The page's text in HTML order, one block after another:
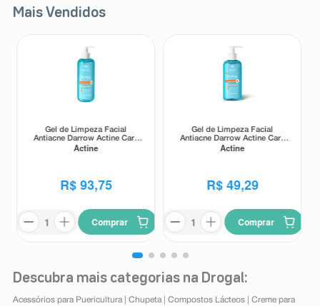
Mais Vendidos
Gel de Limpeza Facial
Antiacne Darrow Actine Care
Alta Tolerância 400g
Actine
R$ 93,75
Comprar
Gel de Limpeza Facial
Antiacne Darrow Actine Care
Alta Tolerância 140g
Actine
R$ 49,29
Comprar
Descubra mais categorias na Drogal:
Acessórios para Puericultura| Chupeta| Compostos Lácteos| Creme para